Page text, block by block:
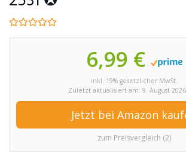
6,99 €
inkl. 19% gesetzlicher MwSt.
Zuletzt aktualisiert am: 9. August
Jetzt bei Amazon
zum Preisvergleich (2)